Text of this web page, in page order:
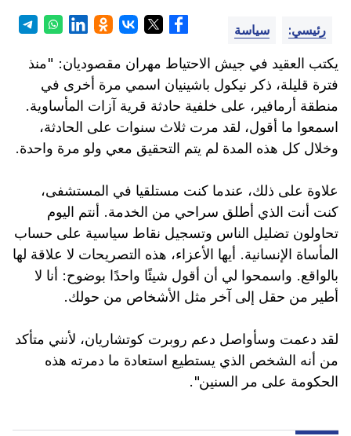
رئيسي: سياسة
يكتب العقيد في جيش الاحتياط مهران مقصوديان: "منذ
فترة قليلة، ذكر نيكول باشينيان اسمي مرة أخرى في
منطقة أرمافير، على خلفية حادثة قرية آزات المأساوية.
اسمعوا ما أقول، لقد مرت ثلاث سنوات على الحادثة،
وخلال كل هذه المدة لم يتم التحقيق معي ولو مرة واحدة.
علاوة على ذلك، عندما كنت مستلقيا في المستشفى،
كنت أنت الذي أطلق سراحي من الخدمة. أنتم اليوم
تحاولون تضليل الناس وتسجيل نقاط سياسية على حساب
المأساة الإنسانية. أيها الأعزاء، هذه التصريحات لا علاقة لها
بالواقع. واسمحوا لي أن أقول شيئًا واحدًا بوضوح: أنا لا
أطير من حقل إلى آخر مثل الأشخاص من حولك.
لقد دعمت وسأواصل دعم روبرت كوتشاريان، لأنني متأكد
من أنه الشخص الذي يستطيع استعادة ما دمرته هذه
الحكومة على مر السنين".